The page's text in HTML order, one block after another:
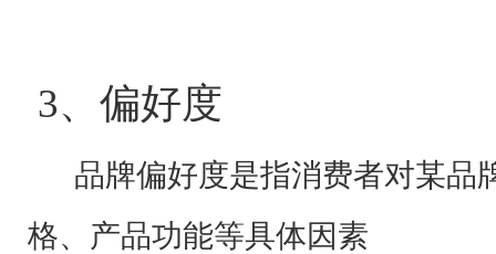
3、偏好度
品牌偏好度是指消费者对某品
格、产品功能等具体因素